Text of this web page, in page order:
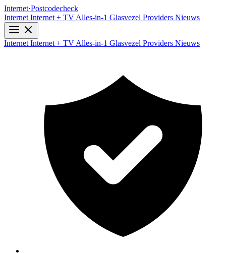
Internet·Postcodecheck
Internet Internet + TV Alles-in-1 Glasvezel Providers Nieuws
Internet Internet + TV Alles-in-1 Glasvezel Providers Nieuws